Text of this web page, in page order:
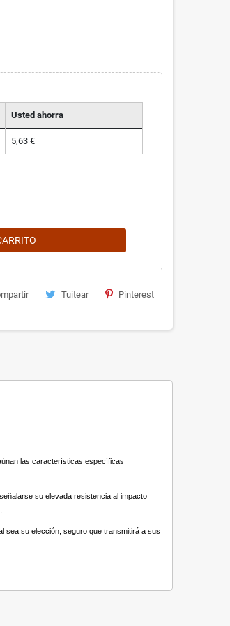
Usted ahorra
5,63 €
Tuitear Pinterest
las características específicas
su elevada resistencia al impacto
sea su elección, seguro que transmitirá a sus